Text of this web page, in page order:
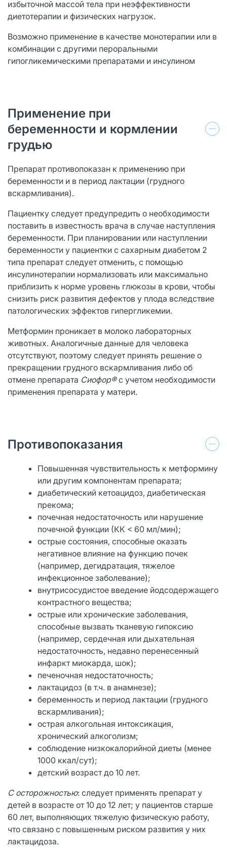
избыточной массой тела при неэффективности
диетотерапии и физических нагрузок.
Возможно применение в качестве монотерапии или в
комбинации с другими пероральными
гипогликемическими препаратами и инсулином
Применение при
беременности и кормлении
грудью
Препарат противопоказан к применению при
беременности и в период лактации (грудного
вскармливания).
Пациентку следует предупредить о необходимости
поставить в известность врача в случае наступления
беременности. При планировании или наступлении
беременности у пациентки с сахарным диабетом 2
типа препарат следует отменить, с помощью
инсулинотерапии нормализовать или максимально
приблизить к норме уровень глюкозы в крови, чтобы
снизить риск развития дефектов у плода вследствие
патологических эффектов гипергликемии.
Метформин проникает в молоко лабораторных
животных. Аналогичные данные для человека
отсутствуют, поэтому следует принять решение о
прекращении грудного вскармливания либо об
отмене препарата Сиофор®с учетом необходимости
применения препарата у матери.
Противопоказания
Повышенная чувствительность к метформину
или другим компонентам препарата;
диабетический кетоацидоз, диабетическая
прекома;
почечная недостаточность или нарушение
почечной функции (КК < 60 мл/мин);
острые состояния, способные оказать
негативное влияние на функцию почек
(например, дегидратация, тяжелое
инфекционное заболевание);
внутрисосудистое введение йодсодержащего
контрастного вещества;
острые или хронические заболевания,
способные вызвать тканевую гипоксию
(например, сердечная или дыхательная
недостаточность, недавно перенесенный
инфаркт миокарда, шок);
печеночная недостаточность;
лактацидоз (в т.ч. в анамнезе);
беременность и период лактации (грудного
вскармливания);
острая алкогольная интоксикация,
хронический алкоголизм;
соблюдение низкокалорийной диеты (менее
1000 ккал/сут);
детский возраст до 10 лет.
С осторожностью: следует применять препарат у
детей в возрасте от 10 до 12 лет; у пациентов старше
60 лет, выполняющих тяжелую физическую работу,
что связано с повышенным риском развития у них
лактацидоза.